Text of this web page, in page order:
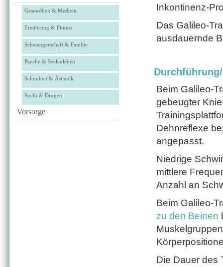
Gesundheit & Medizin
Ernährung & Fitness
Schwangerschaft & Familie
Psyche & Seelenleben
Schönheit & Ästhetik
Sucht & Drogen
Vorsorge
Inkontinenz-
Das Galileo-
ausdauernde
Beim Galileo-
gebeugter
Dehnreflexe
angepasst.
Niedrige
mittlere
Anzahl an
Beim Galileo-
zu den Beinen
Die Dauer des